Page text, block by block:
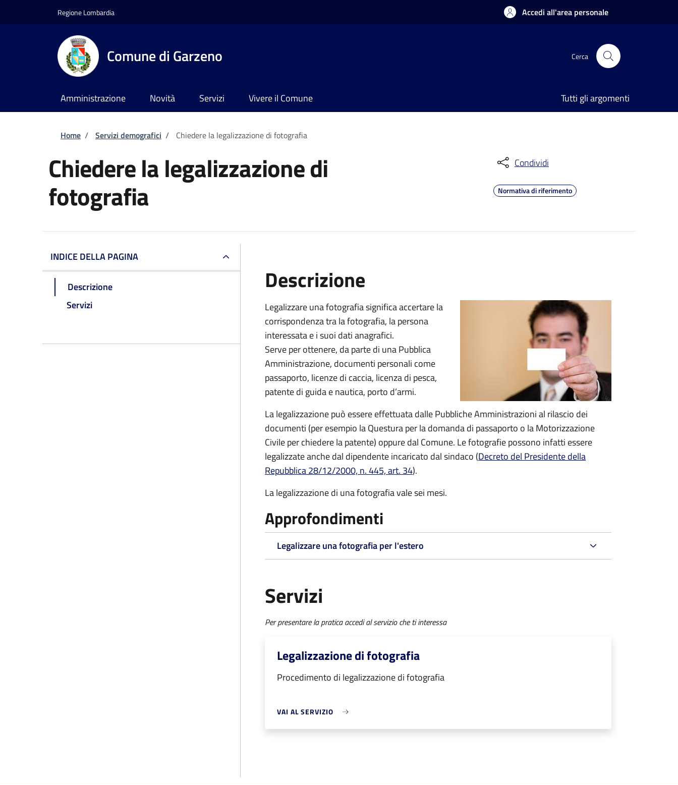
Regione Lombardia Accedi all'area personale
Comune di Garzeno Cerca
Amministrazione Novità Servizi Vivere il Comune Tutti gli argomenti
Briciole di pane
Home / Servizi demografici / Chiedere la legalizzazione di fotografia
Chiedere la legalizzazione di
fotografia
Condividi
Normativa di riferimento
INDICE DELLA PAGINA
Descrizione
Servizi
Descrizione
Legalizzare una fotografia significa accertare la
corrispondenza tra la fotografia, la persona
interessata e i suoi dati anagrafici.
Serve per ottenere, da parte di una Pubblica
Amministrazione, documenti personali come
passaporto, licenze di caccia, licenza di pesca,
patente di guida e nautica, porto d’armi.
La legalizzazione può essere effettuata dalle Pubbliche Amministrazioni al rilascio dei
documenti (per esempio la Questura per la domanda di passaporto o la Motorizzazione
Civile per chiedere la patente) oppure dal Comune. Le fotografie possono infatti essere
legalizzate anche dal dipendente incaricato dal sindaco (Decreto del Presidente della
Repubblica 28/12/2000, n. 445, art. 34).
La legalizzazione di una fotografia vale sei mesi.
Approfondimenti
Legalizzare una fotografia per l'estero
Servizi
Per presentare la pratica accedi al servizio che ti interessa
Legalizzazione di fotografia
Procedimento di legalizzazione di fotografia
VAI AL SERVIZIO